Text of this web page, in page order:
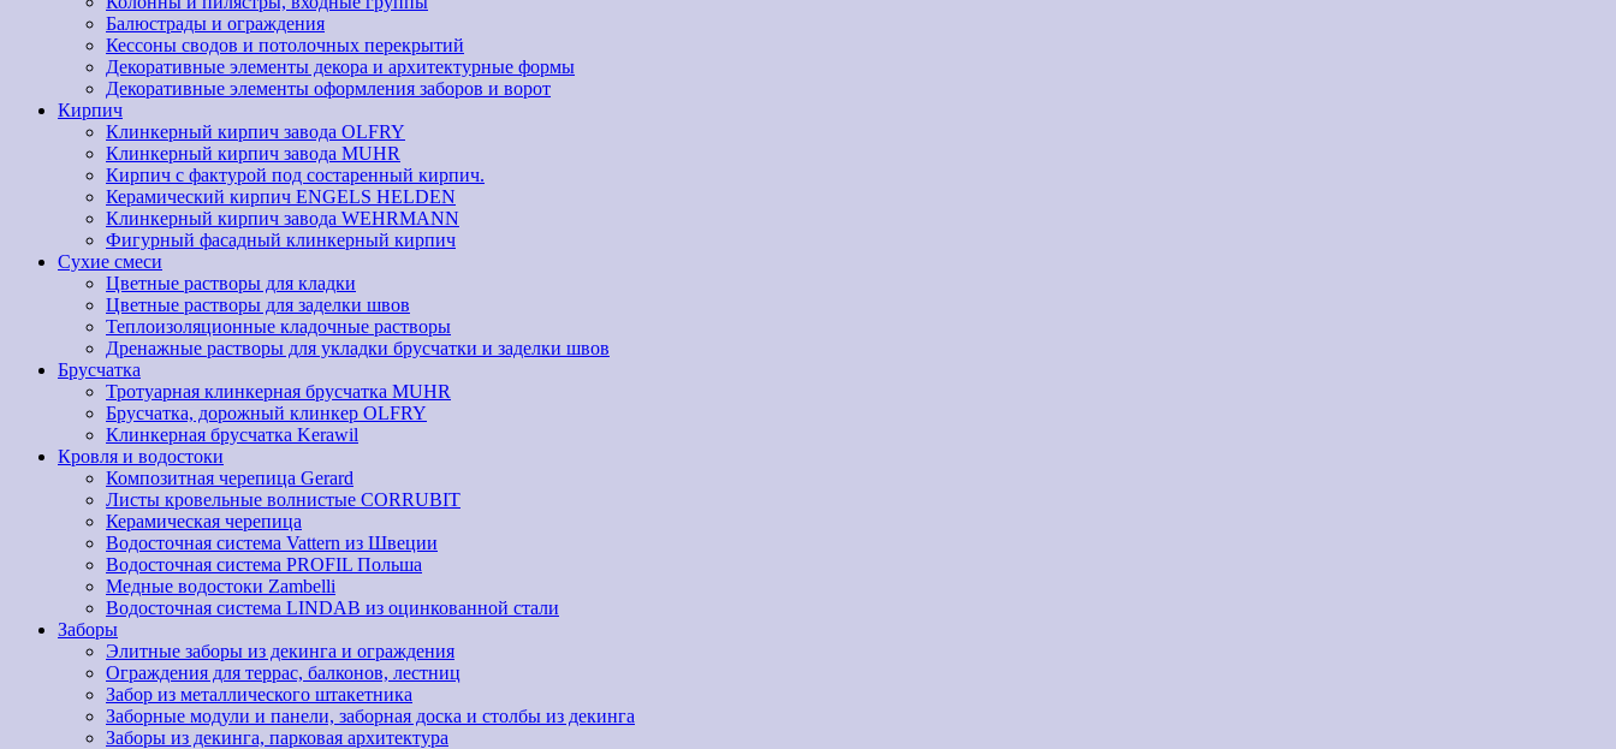
Балюстрады и ограждения
Кессоны сводов и потолочных перекрытий
Декоративные элементы декора и архитектурные формы
Декоративные элементы оформления заборов и ворот
Кирпич
Клинкерный кирпич завода OLFRY
Клинкерный кирпич завода MUHR
Кирпич с фактурой под состаренный кирпич.
Керамический кирпич ENGELS HELDEN
Клинкерный кирпич завода WEHRMANN
Фигурный фасадный клинкерный кирпич
Сухие смеси
Цветные растворы для кладки
Цветные растворы для заделки швов
Теплоизоляционные кладочные растворы
Дренажные растворы для укладки брусчатки и заделки швов
Брусчатка
Тротуарная клинкерная брусчатка MUHR
Брусчатка, дорожный клинкер OLFRY
Клинкерная брусчатка Kerawil
Кровля и водостоки
Композитная черепица Gerard
Листы кровельные волнистые CORRUBIT
Керамическая черепица
Водосточная система Vattern из Швеции
Водосточная система PROFIL Польша
Медные водостоки Zambelli
Водосточная система LINDAB из оцинкованной стали
Заборы
Элитные заборы из декинга и ограждения
Ограждения для террас, балконов, лестниц
Забор из металлического штакетника
Заборные модули и панели, заборная доска и столбы из декинга
Заборы из декинга, парковая архитектура